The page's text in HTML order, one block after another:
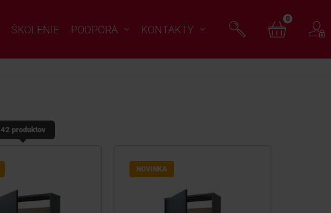
ŠKOLENIE PODPORA KONTAKTY
0
42 produktov
NOVINKA